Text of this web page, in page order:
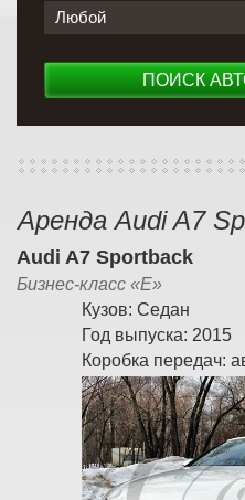
Любой
ПОИСК
Аренда Audi A7
Audi A7 Sportback
Бизнес-класс «E»
Кузов: Седан
Год выпуска: 2015
Коробка передач: